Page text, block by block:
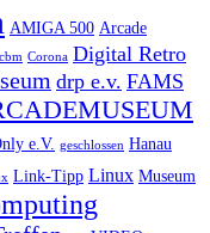
AMIGA 500 Arcade
cbm Corona Digital Retro
drp e.v. FAMS
e.V. geschlossen Hanau
Link-Tipp Linux Museum